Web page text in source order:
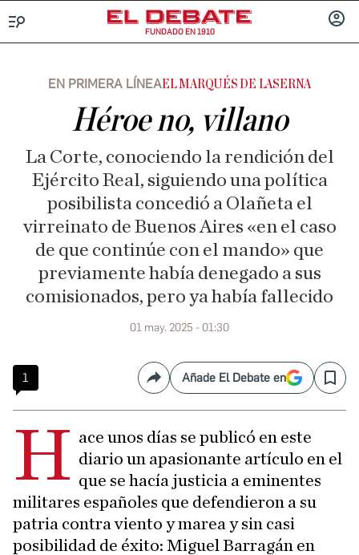
FUNDADO EN 1910
EN PRIMERA LÍNEAEL MARQUÉS DE LASERNA
Héroe no, villano
La Corte, conociendo la rendición del
Ejército Real, siguiendo una política
posibilista concedió a Olañeta el
virreinato de Buenos Aires «en el caso
de que continúe con el mando» que
previamente había denegado a sus
comisionados, pero ya había fallecido
01 may. 2025 - 01:30
1 CompartirAñade El Debate en Save
H ace unos días se publicó en este
diario un apasionante artículo en el
que se hacía justicia a eminentes
militares españoles que defendieron a su
patria contra viento y marea y sin casi
posibilidad de éxito: Miguel Barragán en